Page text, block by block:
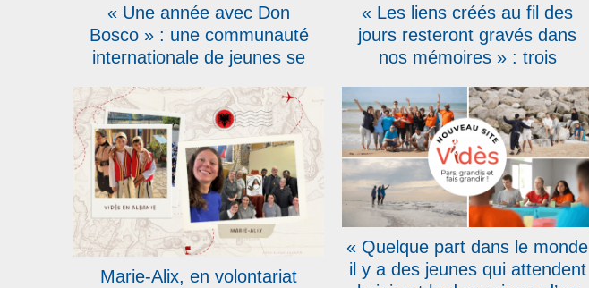
« Une année avec Don
Bosco » : une communauté
internationale de jeunes se
Bosco, en Italie
« Les liens créés au fil des
jours resteront gravés dans
nos mémoires » : trois
de la Tunisie
Marie-Alix, en volontariat
« Quelque part dans le monde
il y a des jeunes qui attendent